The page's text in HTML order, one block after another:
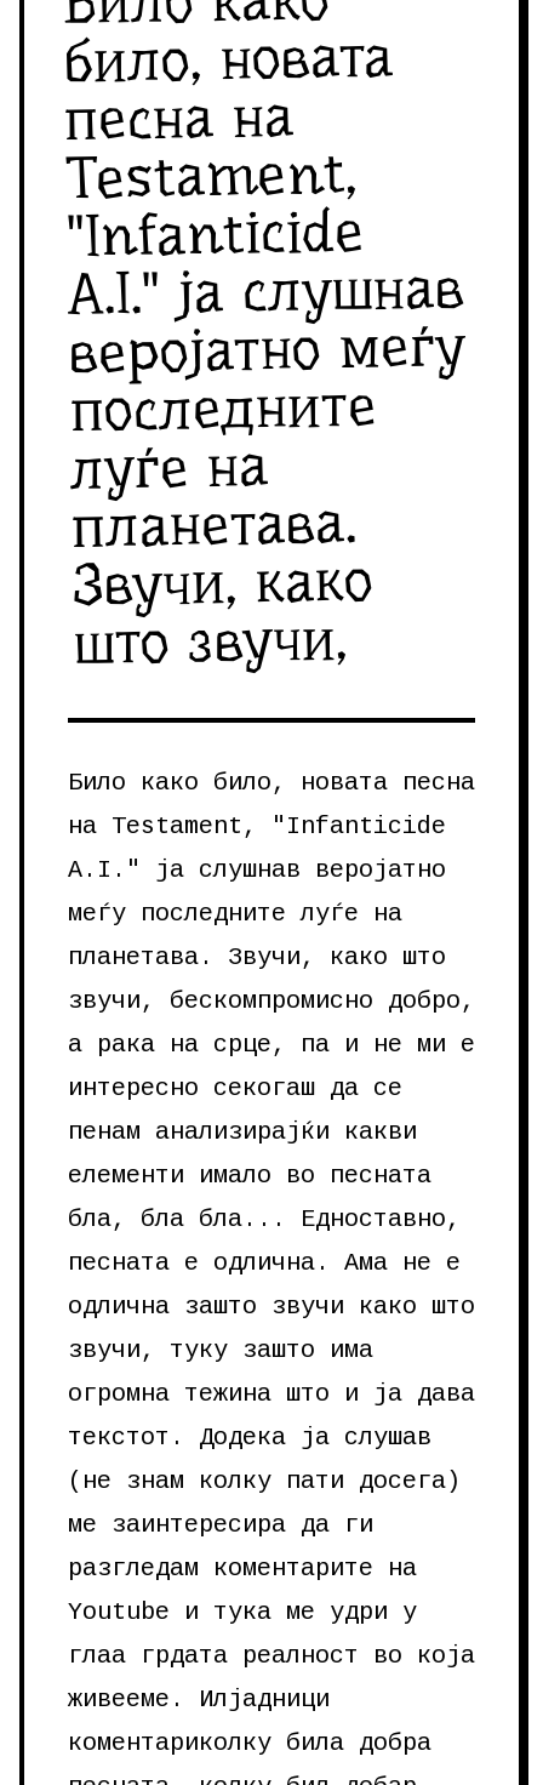
било, новата
песна на
Testament,
"Infanticide
A.I." ја слушнав
веројатно меѓу
последните
луѓе на
планетава.
Звучи, како
што звучи,
Било како било, новата песна
на Testament, "Infanticide
A.I." ја слушнав веројатно
меѓу последните луѓе на
планетава. Звучи, како што
звучи, бескомпромисно добро,
а рака на срце, па и не ми е
интересно секогаш да се
пенам анализирајќи какви
елементи имало во песната
бла, бла бла... Едноставно,
песната е одлична. Ама не е
одлична зашто звучи како што
звучи, туку зашто има
огромна тежина што и ја дава
текстот. Додека ја слушав
(не знам колку пати досега)
ме заинтересира да ги
разгледам коментарите на
Youtube и тука ме удри у
глаа грдата реалност во која
живееме. Илјадници
коментариколку била добра